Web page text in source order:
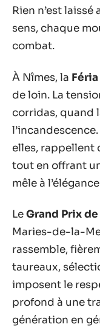
Rien n’est
sens, chaque
combat.
À Nîmes, la Féria
de loin. La
corridas, quand
elles, rappellent
tout en offrant
mêle à
LeGrand Prix
Maries-de-la-
rassemble,
taureaux,
imposent le
profond à une
génération en